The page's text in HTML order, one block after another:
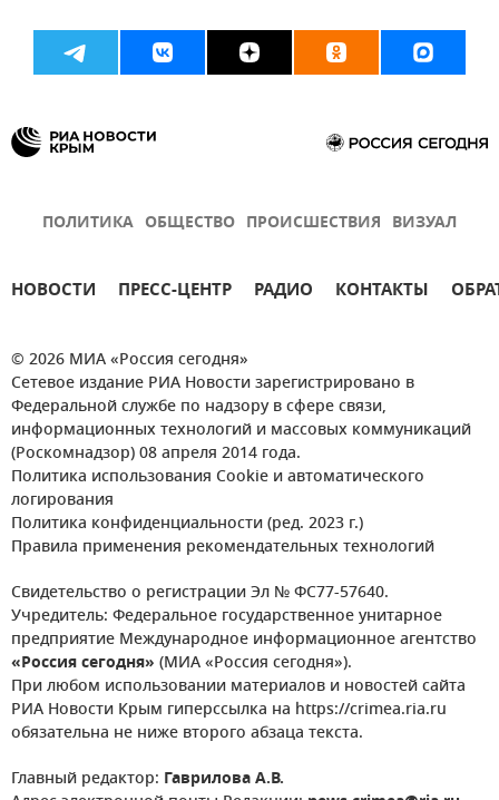
ПОЛИТИКА ОБЩЕСТВО ПРОИСШЕСТВИЯ ВИЗУАЛ
НОВОСТИ ПРЕСС-ЦЕНТР РАДИО КОНТАКТЫ
© 2026 МИА «Россия сегодня»
Сетевое издание РИА Новости зарегистрировано в
Федеральной службе по надзору в сфере связи,
информационных технологий и массовых коммуникаций
(Роскомнадзор) 08 апреля 2014 года.
Политика использования Cookie и автоматического
логирования
Политика конфиденциальности (ред. 2023 г.)
Правила применения рекомендательных технологий
Свидетельство о регистрации Эл № ФС77-57640.
Учредитель: Федеральное государственное унитарное
предприятие Международное информационное агентство
«Россия сегодня» (МИА «Россия сегодня»).
При любом использовании материалов и новостей сайта
РИА Новости Крым гиперссылка на https://crimea.ria.ru
обязательна не ниже второго абзаца текста.
Главный редактор: Гаврилова А.В.